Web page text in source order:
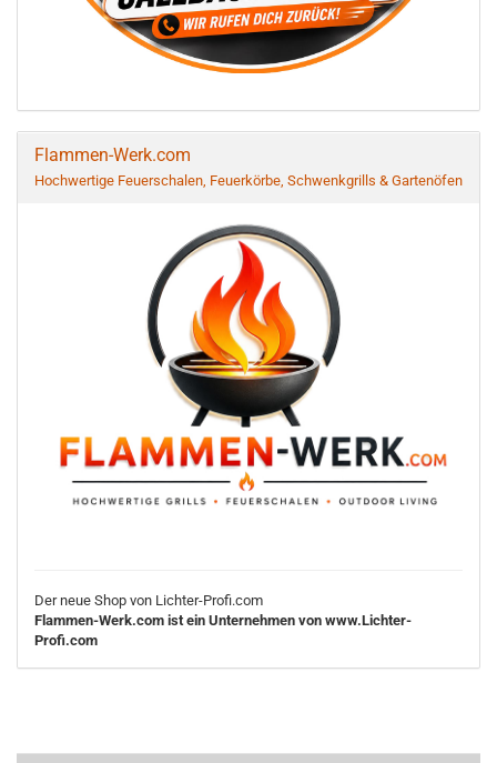
Flammen-Werk.com
Hochwertige Feuerschalen, Feuerkörbe, Schwenkgrills & Gartenöfen
Der neue Shop von Lichter-Profi.com
Flammen-Werk.com ist ein Unternehmen von www.Lichter-
Profi.com